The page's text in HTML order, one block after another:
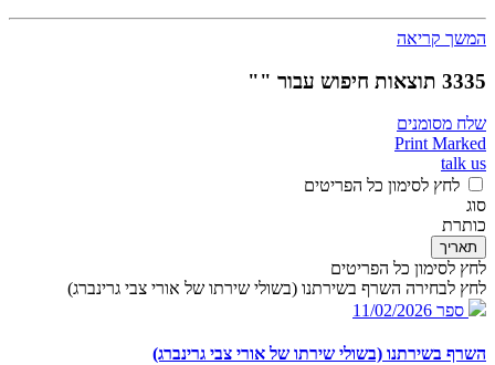
המשך קריאה
3335 תוצאות חיפוש עבור ""
שלח מסומנים
Print Marked
talk us
לחץ לסימון כל הפריטים
סוג
כותרת
תאריך
לחץ לסימון כל הפריטים
לחץ לבחירה השרף בשירתנו (בשולי שירתו של אורי צבי גרינברג)
ספר 11/02/2026
השרף בשירתנו (בשולי שירתו של אורי צבי גרינברג)